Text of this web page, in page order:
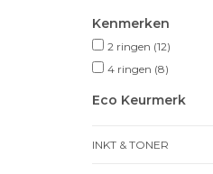
Kenmerken
2 ringen (12)
4 ringen (8)
Eco Keurmerk
INKT & TONER